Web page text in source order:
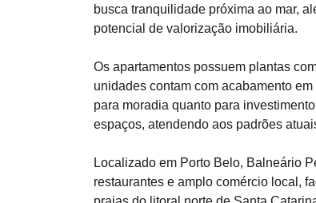
busca tranquilidade próxima ao mar,
potencial de valorização imobiliária.
Os apartamentos possuem plantas
unidades contam com acabamento
para moradia quanto para
espaços, atendendo aos padrões
Localizado em Porto Belo, Balneário
restaurantes e amplo comércio local,